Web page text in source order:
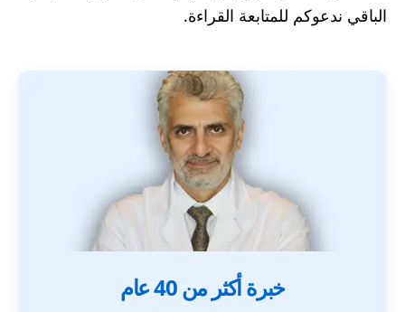
الباقي ندعوكم للمتابعة القراءة.
خبرة أكثر من 40 عام